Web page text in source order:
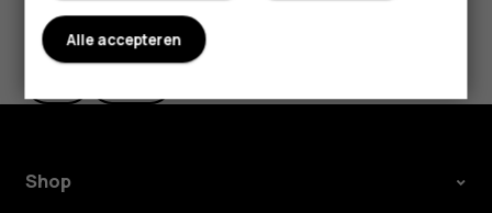
Was deze informatie nuttig?
Shop
Alle accepteren